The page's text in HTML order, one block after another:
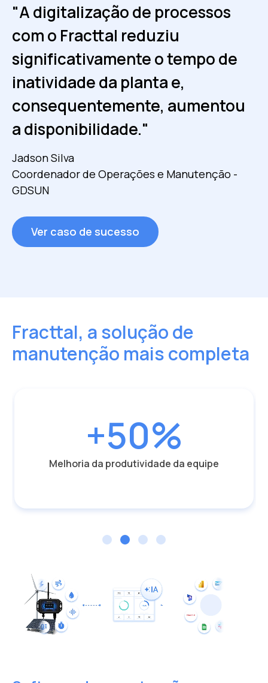
"A digitalização de processos
com o Fracttal reduziu
significativamente o tempo de
inatividade da planta e,
consequentemente, aumentou
a disponibilidade."
Jadson Silva
Coordenador de Operações e Manutenção -
GDSUN
Ver caso de sucesso
"O Fracttal nos facilita analisar e
reportar o desempenho. Agora
todas as informações estão
centralizadas, e temos maior
visibilidade da realidade
operacional da planta."
Mikel Goiriena
Líder de Excelência Operacional - Zelestra
Ver caso de sucesso
Fracttal, a solução de
manutenção mais completa
+50%
Melhoria da produtividade da equipe